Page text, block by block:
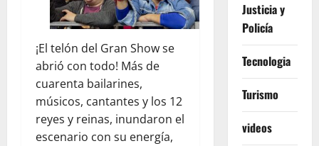
¡El telón del Gran Show se
abrió con todo! Más de
cuarenta bailarines,
músicos, cantantes y los 12
reyes y reinas, inundaron el
escenario con su energía,
Justicia y
Policía
Tecnologia
Turismo
videos